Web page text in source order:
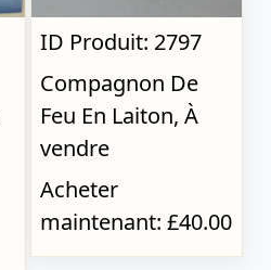
ID Produit: 2797
Compagnon De
Feu En Laiton, À
vendre
Acheter
maintenant: £40.00